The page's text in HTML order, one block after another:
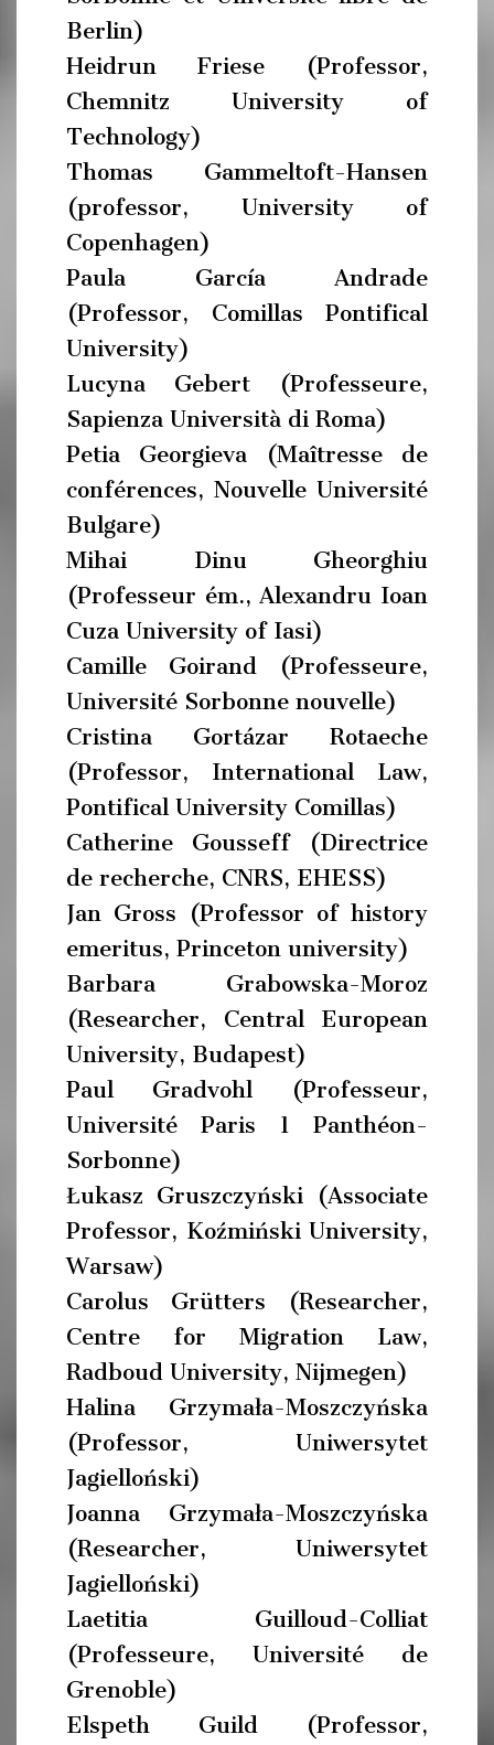
Berlin)
Heidrun Friese (Professor,
Chemnitz University of
Technology)
Thomas Gammeltoft-Hansen
(professor, University of
Copenhagen)
Paula García Andrade
(Professor, Comillas Pontifical
University)
Lucyna Gebert (Professeure,
Sapienza Università di Roma)
Petia Georgieva (Maîtresse de
conférences, Nouvelle Université
Bulgare)
Mihai Dinu Gheorghiu
(Professeur ém., Alexandru Ioan
Cuza University of Iasi)
Camille Goirand (Professeure,
Université Sorbonne nouvelle)
Cristina Gortázar Rotaeche
(Professor, International Law,
Pontifical University Comillas)
Catherine Gousseff (Directrice
de recherche, CNRS, EHESS)
Jan Gross (Professor of history
emeritus, Princeton university)
Barbara Grabowska-Moroz
(Researcher, Central European
University, Budapest)
Paul Gradvohl (Professeur,
Université Paris 1 Panthéon-
Sorbonne)
Łukasz Gruszczyński (Associate
Professor, Koźmiński University,
Warsaw)
Carolus Grütters (Researcher,
Centre for Migration Law,
Radboud University, Nijmegen)
Halina Grzymała-Moszczyńska
(Professor, Uniwersytet
Jagielloński)
Joanna Grzymała-Moszczyńska
(Researcher, Uniwersytet
Jagielloński)
Laetitia Guilloud-Colliat
(Professeure, Université de
Grenoble)
Elspeth Guild (Professor,